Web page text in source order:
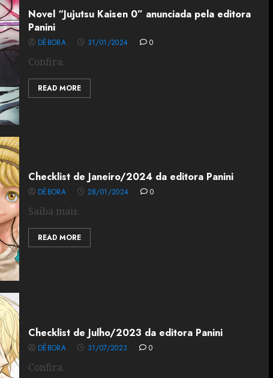
Novel “Jujutsu Kaisen 0” anunciada pela editora
Panini
DÉBORA 31/01/2024 0
Confira.
READ MORE
Checklist de Janeiro/2024 da editora Panini
DÉBORA 28/01/2024 0
Saiba mais.
READ MORE
Checklist de Julho/2023 da editora Panini
DÉBORA 31/07/2023 0
Confira.